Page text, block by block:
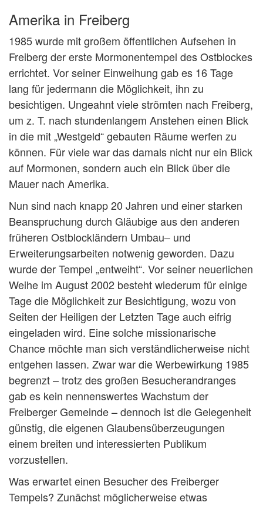
Amerika in Freiberg
1985 wurde mit großem öffentlichen Aufsehen in
Freiberg der erste Mormonentempel des Ostblockes
errichtet. Vor seiner Einweihung gab es 16 Tage
lang für jedermann die Möglichkeit, ihn zu
besichtigen. Ungeahnt viele strömten nach Freiberg,
um z. T. nach stundenlangem Anstehen einen Blick
in die mit „Westgeld“ gebauten Räume werfen zu
können. Für viele war das damals nicht nur ein Blick
auf Mormonen, sondern auch ein Blick über die
Mauer nach Amerika.
Nun sind nach knapp 20 Jahren und einer starken
Beanspruchung durch Gläubige aus den anderen
früheren Ostblockländern Umbau– und
Erweiterungsarbeiten notwenig geworden. Dazu
wurde der Tempel „entweiht“. Vor seiner neuerlichen
Weihe im August 2002 besteht wiederum für einige
Tage die Möglichkeit zur Besichtigung, wozu von
Seiten der Heiligen der Letzten Tage auch eifrig
eingeladen wird. Eine solche missionarische
Chance möchte man sich verständlicherweise nicht
entgehen lassen. Zwar war die Werbewirkung 1985
begrenzt – trotz des großen Besucherandranges
gab es kein nennenswertes Wachstum der
Freiberger Gemeinde – dennoch ist die Gelegenheit
günstig, die eigenen Glaubensüberzeugungen
einem breiten und interessierten Publikum
vorzustellen.
Was erwartet einen Besucher des Freiberger
Tempels? Zunächst möglicherweise etwas